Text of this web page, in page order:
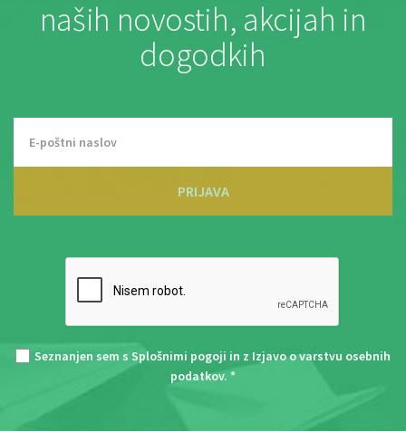
naših novostih, akcijah in
dogodkih
PRIJAVA
Seznanjen sem s Splošnimi pogoji in z Izjavo o varstvu osebnih
podatkov. *